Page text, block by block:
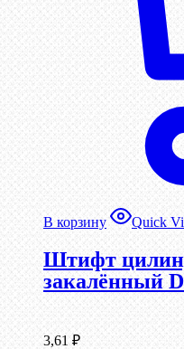
В корзину Quick
Штифт
закалённый
3,61 ₽